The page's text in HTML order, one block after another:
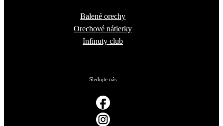
Balené orechy
Orechové nátierky
Infinuty club
Sledujte nás